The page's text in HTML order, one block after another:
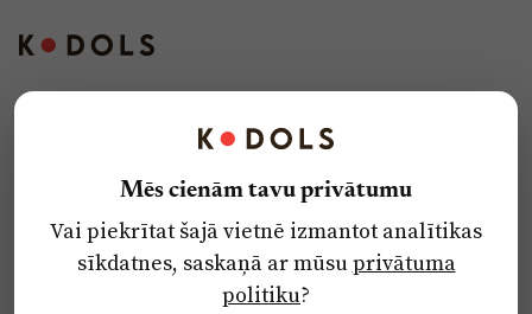
Privātuma politika
Ētikas kodekss
Mēs cienām tavu privātumu
Vai piekrītat šajā vietnē izmantot analītikas
sīkdatnes, saskaņā ar mūsuprivātuma
politiku?